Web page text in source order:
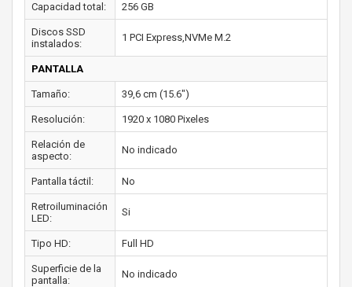
Capacidad total: 256 GB
Discos SSD
instalados:
1 PCI Express,NVMe M.2
PANTALLA
Tamaño: 39,6 cm (15.6")
Resolución: 1920 x 1080 Pixeles
Relación de
aspecto:
No indicado
Pantalla táctil: No
Retroiluminación
LED:
Si
Tipo HD: Full HD
Superficie de la
pantalla:
No indicado